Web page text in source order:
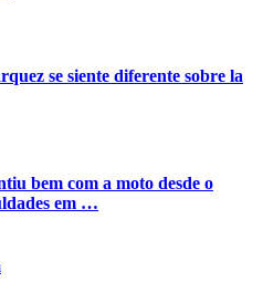
se siente diferente sobre la
bem com a moto desde o
em …